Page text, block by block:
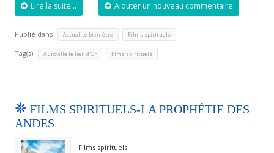
Lire la suite... Ajouter un nouveau commentaire
Publié dans Actualité bien-être Films spirituels
Tag(s) Auroville le lien d'Or films spirituels
FILMS SPIRITUELS-LA PROPHÉTIE DES
ANDES
Films spirituels